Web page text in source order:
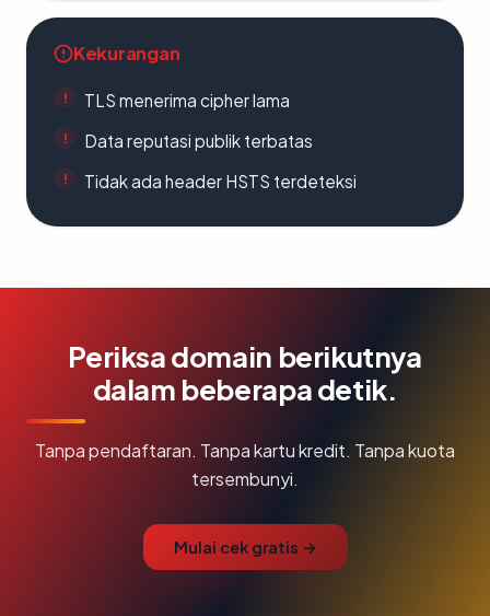
Kekurangan
TLS menerima cipher lama
Data reputasi publik terbatas
Tidak ada header HSTS terdeteksi
Periksa domain berikutnya
dalam beberapa detik.
Tanpa pendaftaran. Tanpa kartu kredit. Tanpa kuota
tersembunyi.
Mulai cek gratis →